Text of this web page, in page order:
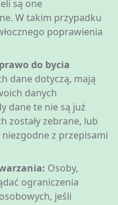
są one
W takim przypadku
poprawienia
do bycia
dane dotyczą, mają
danych
dane te nie są już
zostały zebrane, lub
z przepisami
Osoby,
ograniczenia
jeśli